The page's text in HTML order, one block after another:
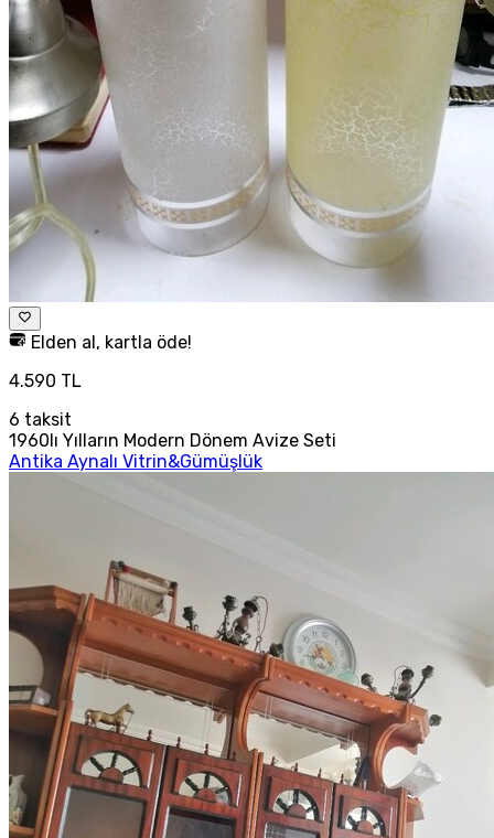
Elden al, kartla öde!
4.590 TL
6 taksit
1960lı Yılların Modern Dönem Avize Seti
Antika Aynalı Vitrin&Gümüşlük